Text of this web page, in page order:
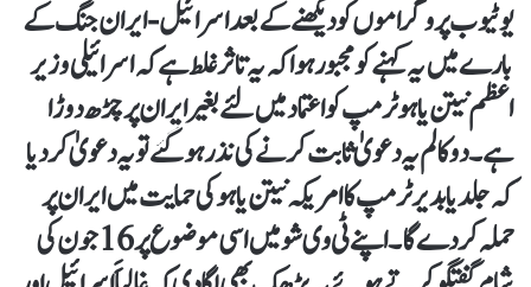
یوٹیوب پروگراموں کو دیکھنے کے بعد اسرائیل-ایران جنگ کے
بارے میں یہ کہنے کو مجبور ہوا کہ یہ تاثر غلط ہے کہ اسرائیلی وزیر
اعظم نیتن یاہو ٹرمپ کو اعتماد میں لئے بغیر ایران پر چڑھ دوڑا
ہے۔ دو کالم یہ دعویٰ ثابت کرنے کی نذرہوگئے تو یہ دعویٰ کردیا
کہ جلد یا بدیر ٹرمپ کا امریکہ نیتن یاہو کی حمایت میں ایران پر
حملہ کردے گا۔ اپنے ٹی وی شو میں اسی موضوع پر 16جون کی